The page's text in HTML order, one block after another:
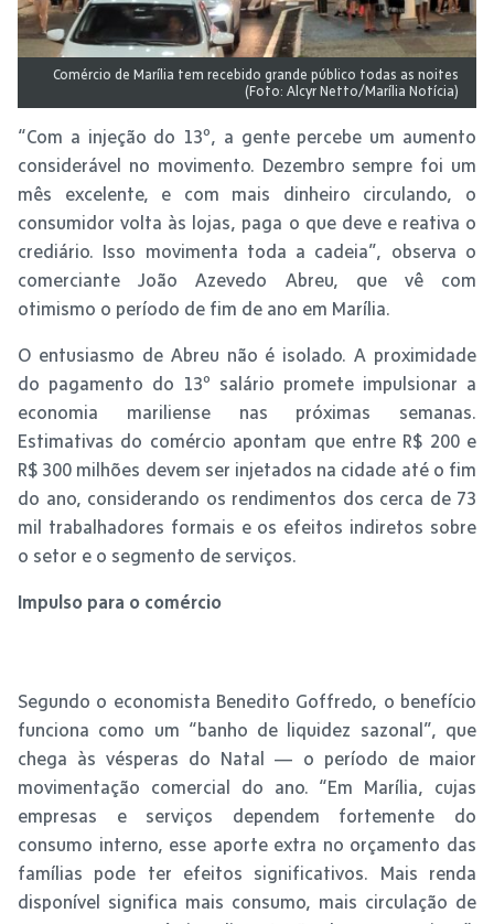
Comércio de Marília tem recebido grande público todas as noites
(Foto: Alcyr Netto/Marília Notícia)
“Com a injeção do 13º, a gente percebe um aumento
considerável no movimento. Dezembro sempre foi um
mês excelente, e com mais dinheiro circulando, o
consumidor volta às lojas, paga o que deve e reativa o
crediário. Isso movimenta toda a cadeia”, observa o
comerciante João Azevedo Abreu, que vê com
otimismo o período de fim de ano em Marília.
O entusiasmo de Abreu não é isolado. A proximidade
do pagamento do 13º salário promete impulsionar a
economia mariliense nas próximas semanas.
Estimativas do comércio apontam que entre R$ 200 e
R$ 300 milhões devem ser injetados na cidade até o fim
do ano, considerando os rendimentos dos cerca de 73
mil trabalhadores formais e os efeitos indiretos sobre
o setor e o segmento de serviços.
Impulso para o comércio
Segundo o economista Benedito Goffredo, o benefício
funciona como um “banho de liquidez sazonal”, que
chega às vésperas do Natal — o período de maior
movimentação comercial do ano. “Em Marília, cujas
empresas e serviços dependem fortemente do
consumo interno, esse aporte extra no orçamento das
famílias pode ter efeitos significativos. Mais renda
disponível significa mais consumo, mais circulação de